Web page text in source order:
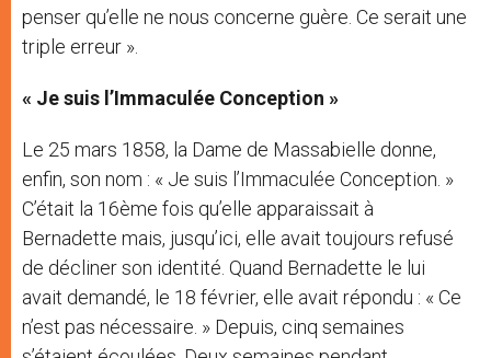
penser qu’elle ne nous concerne guère. Ce serait une
triple erreur ».
« Je suis l’Immaculée Conception »
Le 25 mars 1858, la Dame de Massabielle donne,
enfin, son nom : « Je suis l’Immaculée Conception. »
C’était la 16ème fois qu’elle apparaissait à
Bernadette mais, jusqu’ici, elle avait toujours refusé
de décliner son identité. Quand Bernadette le lui
avait demandé, le 18 février, elle avait répondu : « Ce
n’est pas nécessaire. » Depuis, cinq semaines